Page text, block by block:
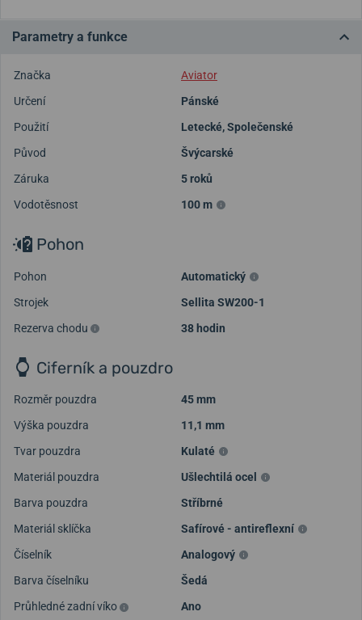
Parametry a funkce
Značka
Aviator
Určení
Pánské
Použití
Letecké,Společenské
Původ
Švýcarské
Záruka
5 roků
Vodotěsnost
100 m
Pohon
Pohon
Automatický
Strojek
Sellita SW200-1
Rezerva chodu
38 hodin
Ciferník a pouzdro
Rozměr pouzdra
45 mm
Výška pouzdra
11,1 mm
Tvar pouzdra
Kulaté
Materiál pouzdra
Ušlechtilá ocel
Barva pouzdra
Stříbrné
Materiál sklíčka
Safírové - antireflexní
Číselník
Analogový
Barva číselníku
Šedá
Průhledné zadní víko
Ano